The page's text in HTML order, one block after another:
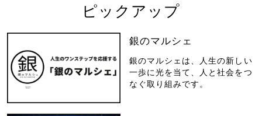
ピックアップ
銀のマルシェ
銀のマルシェは、人生の新しい
一歩に光を当て、人と社会をつ
なぐ取り組みです。